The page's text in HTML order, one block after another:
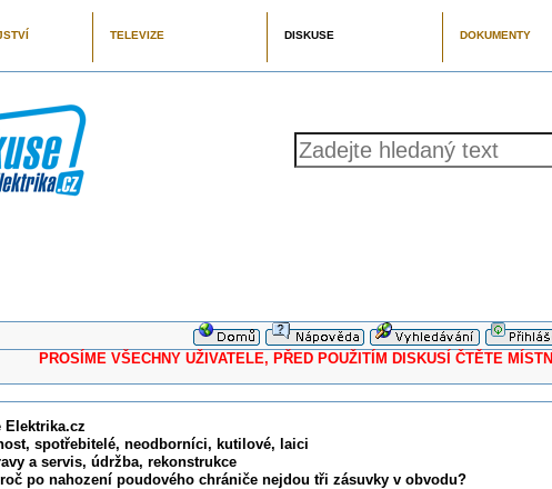
TELEVIZE DISKUSE DOKUMENTY
VŠECHNY UŽIVATELE, PŘED POUŽITÍM DISKUSÍ ČTĚTE
Elektrika.cz
spotřebitelé, neodborníci, kutilové, laici
a servis, údržba, rekonstrukce
po nahození poudového chrániče nejdou tři zásuvky v obvodu?